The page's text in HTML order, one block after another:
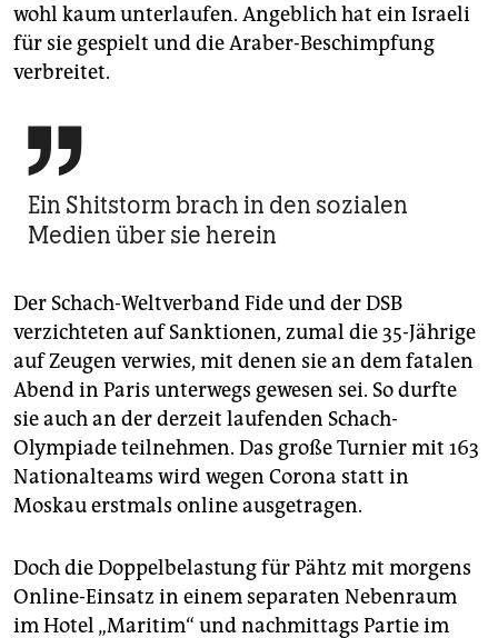
wohl kaum unterlaufen. Angeblich hat ein Israeli
für sie gespielt und die Araber-Beschimpfung
verbreitet.

Ein Shitstorm brach in den sozialen
Medien über sie herein
Der Schach-Weltverband Fide und der DSB
verzichteten auf Sanktionen, zumal die 35-Jährige
auf Zeugen verwies, mit denen sie an dem fatalen
Abend in Paris unterwegs gewesen sei. So durfte
sie auch an der derzeit laufenden Schach-
Olympiade teilnehmen. Das große Turnier mit 163
Nationalteams wird wegen Corona statt in
Moskau erstmals online ausgetragen.
Doch die Doppelbelastung für Pähtz mit morgens
Online-Einsatz in einem separaten Nebenraum
im Hotel „Maritim“ und nachmittags Partie im